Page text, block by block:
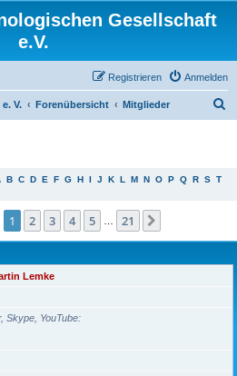
Gesellschaft
e.V.
Anmelden
Registrieren
V. Forenübersicht Mitglieder
B C D E F G H I J K L M N O P Q R S T
Seite 1von 21
1 2 3 4 5 21
Lemke
Skype, YouTube